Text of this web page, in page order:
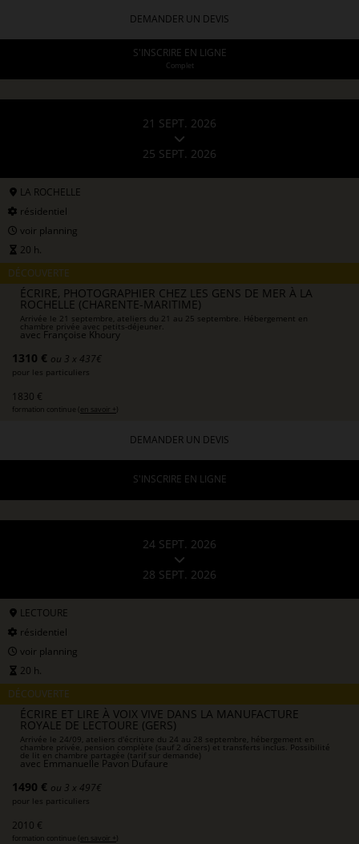
DEMANDER UN DEVIS
S'INSCRIRE EN LIGNE
Complet
21 SEPT. 2026
25 SEPT. 2026
LA ROCHELLE
résidentiel
voir planning
20 h.
DÉCOUVERTE
ÉCRIRE, PHOTOGRAPHIER CHEZ LES GENS DE MER À LA
ROCHELLE (CHARENTE-MARITIME)
Arrivée le 21 septembre, ateliers du 21 au 25 septembre. Hébergement en
chambre privée avec petits-déjeuner.
avec Françoise Khoury
1310 € ou 3 x 437€
pour les particuliers
1830 €
formation continue ( en savoir + )
DEMANDER UN DEVIS
S'INSCRIRE EN LIGNE
24 SEPT. 2026
28 SEPT. 2026
LECTOURE
résidentiel
voir planning
20 h.
DÉCOUVERTE
ÉCRIRE ET LIRE À VOIX VIVE DANS LA MANUFACTURE
ROYALE DE LECTOURE (GERS)
Arrivée le 24/09, ateliers d'écriture du 24 au 28 septembre, hébergement en
chambre privée, pension complète (sauf 2 dîners) et transferts inclus. Possibilité
de lit en chambre partagée (tarif sur demande)
avec Emmanuelle Pavon Dufaure
1490 € ou 3 x 497€
pour les particuliers
2010 €
formation continue ( en savoir + )